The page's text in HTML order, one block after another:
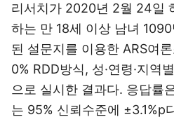
리서치가 2020년 2월 24일
하는 만 18세 이상 남녀
된 설문지를 이용한 ARS여
0% RDD방식, 성·연령·지역
으로 실시한 결과다. 응답률
는 95% 신뢰수준에 ±3.1%p